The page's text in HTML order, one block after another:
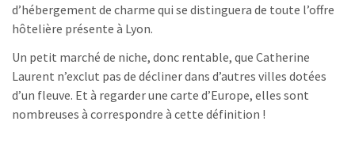
d’hébergement de charme qui se distinguera de toute l’offre
hôtelière présente à Lyon.
Un petit marché de niche, donc rentable, que Catherine
Laurent n’exclut pas de décliner dans d’autres villes dotées
d’un fleuve. Et à regarder une carte d’Europe, elles sont
nombreuses à correspondre à cette définition !